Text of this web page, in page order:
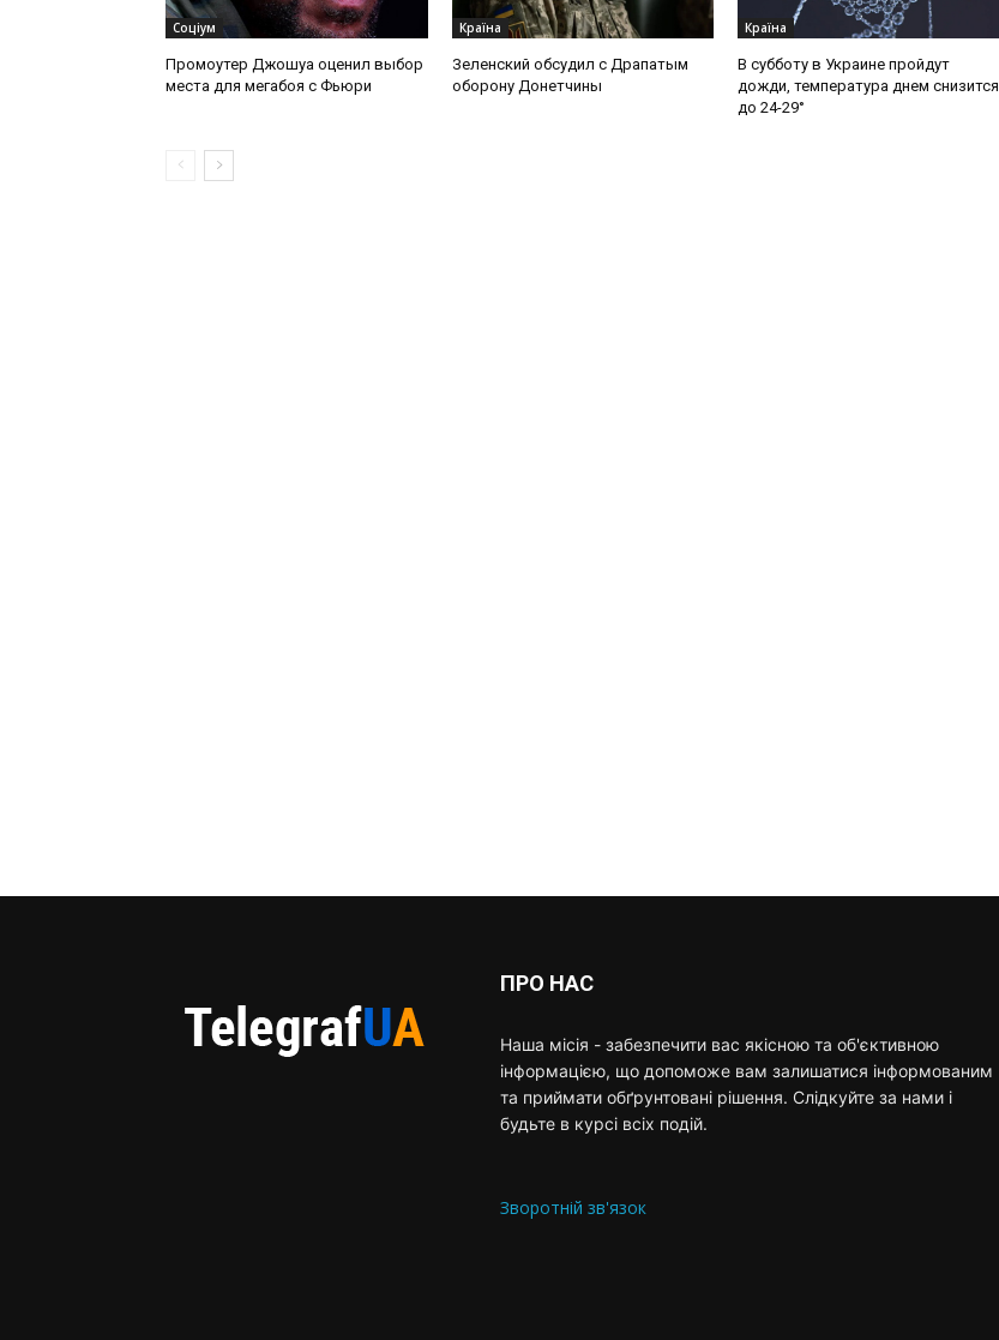
Соціум
Промоутер Джошуа оценил выбор
места для мегабоя с Фьюри
Країна
Зеленский обсудил с Драпатым
оборону Донетчины
Країна
В субботу в Украине пройдут
дожди, температура днем снизится
до 24-29°
ПРО НАС
Наша місія - забезпечити вас якісною та об'єктивною
інформацією, що допоможе вам залишатися інформованим
та приймати обґрунтовані рішення. Слідкуйте за нами і
будьте в курсі всіх подій.
Зворотній зв'язок